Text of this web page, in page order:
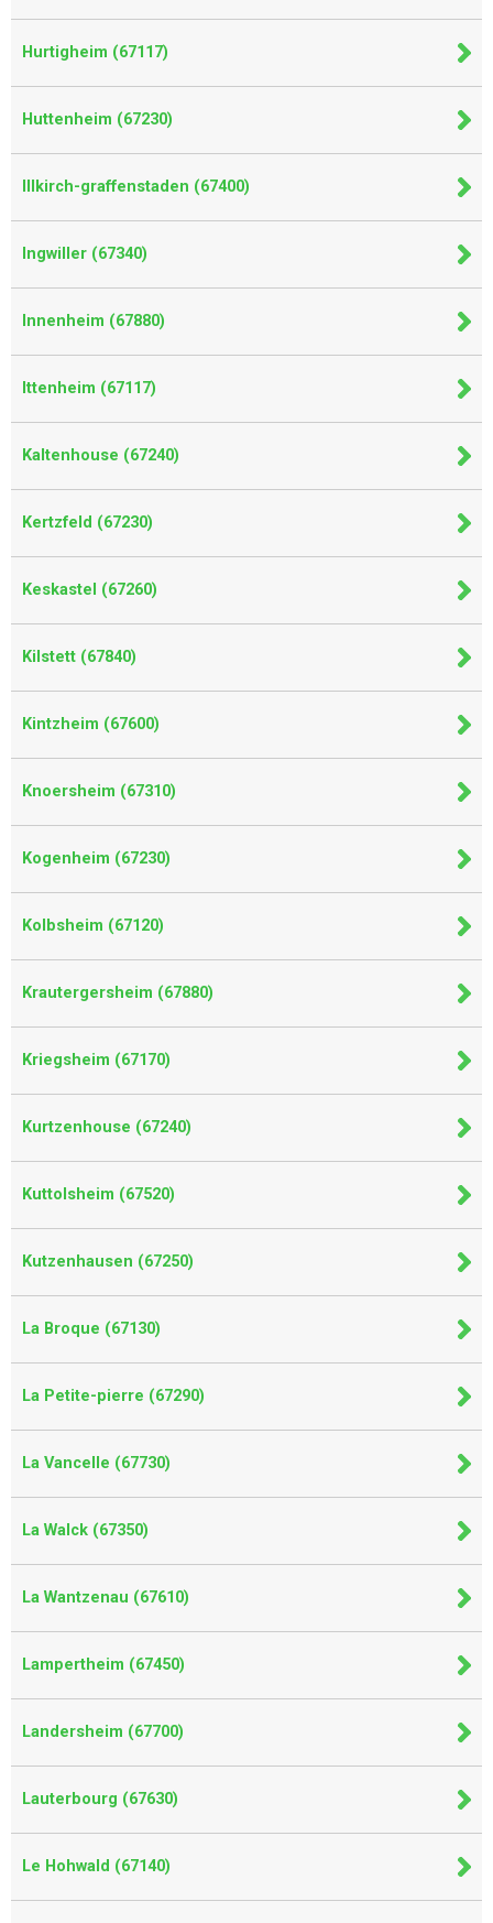
Hurtigheim (67117)
Huttenheim (67230)
Illkirch-graffenstaden (67400)
Ingwiller (67340)
Innenheim (67880)
Ittenheim (67117)
Kaltenhouse (67240)
Kertzfeld (67230)
Keskastel (67260)
Kilstett (67840)
Kintzheim (67600)
Knoersheim (67310)
Kogenheim (67230)
Kolbsheim (67120)
Krautergersheim (67880)
Kriegsheim (67170)
Kurtzenhouse (67240)
Kuttolsheim (67520)
Kutzenhausen (67250)
La Broque (67130)
La Petite-pierre (67290)
La Vancelle (67730)
La Walck (67350)
La Wantzenau (67610)
Lampertheim (67450)
Landersheim (67700)
Lauterbourg (67630)
Le Hohwald (67140)